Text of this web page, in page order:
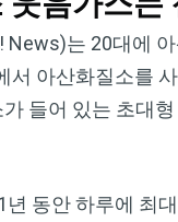
News)는 20대에
서 아산화질소를
들어 있는 초대
년 동안 하루에 최